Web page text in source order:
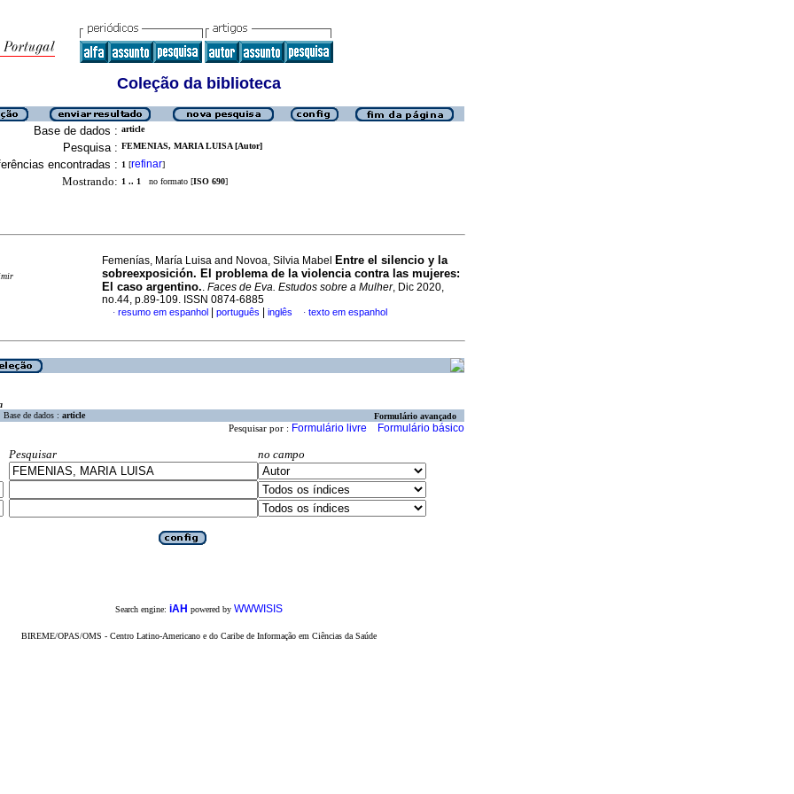
Coleção da biblioteca
Base de dados : article
Pesquisa : FEMENIAS, MARIA LUISA [Autor]
encontradas : 1 [refinar]
Mostrando: 1 .. 1 no formato [ISO 690]
Femenías, María Luisa and Novoa, Silvia Mabel
Entre el silencio y la
sobreexposición. El problema de la violencia contra las mujeres:
El caso argentino.. Faces de Eva. Estudos sobre a Mulher, Dic 2020,
no.44, p.89-109. ISSN 0874-6885
· resumo em espanhol português inglês · texto em espanhol
Base de dados : article Formulário avançado
Pesquisar por : Formulário livre Formulário básico
Pesquisar
no campo
Search engine: iAH powered by WWWISIS
BIREME/OPAS/OMS - Centro Latino-Americano e do Caribe de Informação em Ciências da Saúde